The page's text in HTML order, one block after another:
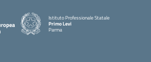
Istituto Professionale Statale
Primo Levi
Parma